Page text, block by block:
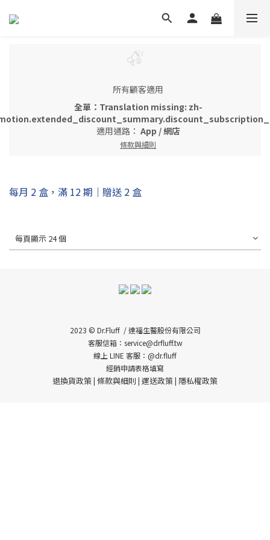
所有顧客適用
全單：Translation missing: zh-
適用通路： App /網店
條款與細則
每月 2 盒，滿 12 期｜贈送 2 盒
每頁顯示 24 個
2023 © Dr.Fluff / 達福生醫股份有限公司
客服信箱：service@drfluff.tw
線上 LINE 客服：@dr.fluff
經銷申請表格填寫
退換貨政策| 條款與細則 | 運送政策| 隱私權政策